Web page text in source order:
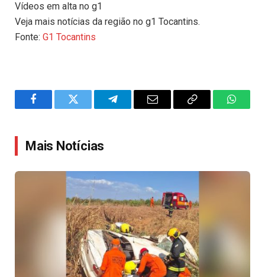
Vídeos em alta no g1
Veja mais notícias da região no g1 Tocantins.
Fonte: G1 Tocantins
FacebookTwitter TelegramEmail
Copy
Mais Notícias